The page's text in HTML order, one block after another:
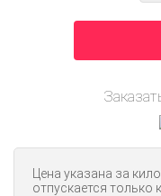
Цена указана за
отпускается только